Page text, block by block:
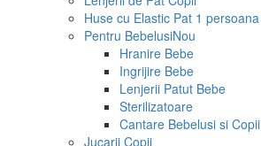
Huse cu Elastic Pat 1 persoana
Pentru BebelusiNou
Hranire Bebe
Ingrijire Bebe
Lenjerii Patut Bebe
Sterilizatoare
Cantare Bebelusi si Copii
Jucarii Copii